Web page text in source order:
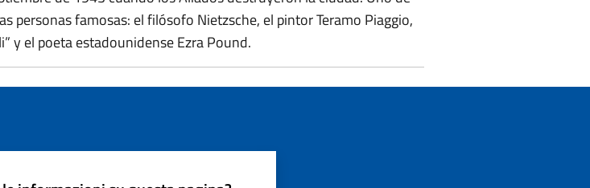
personas famosas: el filósofo Nietzsche, el pintor Teramo Piaggio,
y el poeta estadounidense Ezra Pound.